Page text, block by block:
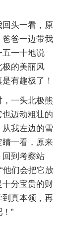
头一看，原
爸一边带我
五一十地说
极的美丽风
有趣极了！
一头北极熊
迈动粗壮的
我左边的雪
一看，原来
回到考察站
他们会把它放
分宝贵的财
真本领，再
”